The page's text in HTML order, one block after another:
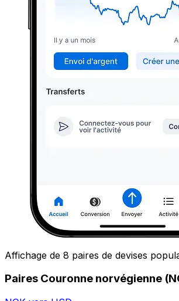
Affichage de 8 paires de devises
Paires Couronne norvégienne